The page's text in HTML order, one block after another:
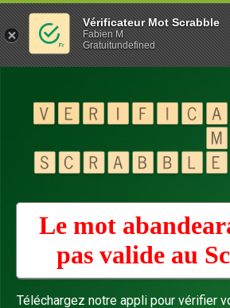
Le mot
pas valide au
Téléchargez notre appli pour vérifier
Vérificateur Mot Scrabble
Fabien M
Gratuitundefined